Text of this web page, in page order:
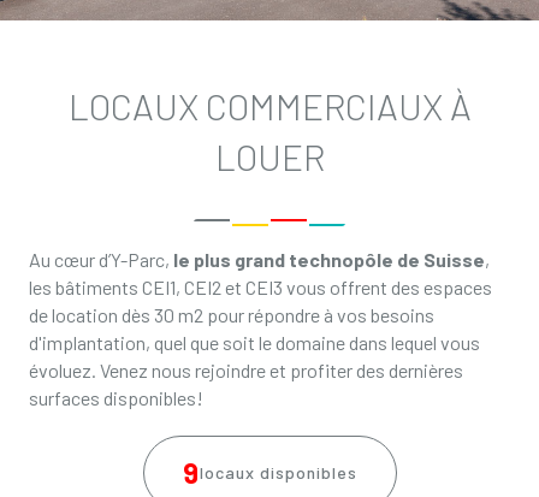
LOCAUX COMMERCIAUX À
LOUER
Au cœur d’Y-Parc, le plus grand technopôle de Suisse,
les bâtiments CEI1, CEI2 et CEI3 vous offrent des espaces
de location dès 30 m2 pour répondre à vos besoins
d'implantation, quel que soit le domaine dans lequel vous
évoluez. Venez nous rejoindre et profiter des dernières
surfaces disponibles!
9locaux disponibles